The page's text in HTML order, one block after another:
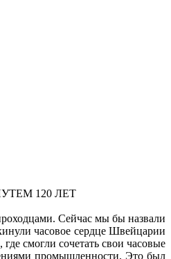
120 ЛЕТ
Сейчас мы бы назвали
часовое сердце Швейцарии
смогли сочетать свои часовые
промышленности. Это был